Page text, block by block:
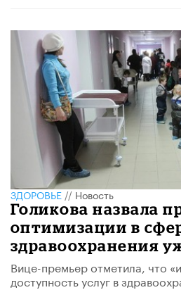
ЗДОРОВЬЕ//Новость
Голикова назвала
оптимизации в
здравоохранения
Вице-премьер отметила, что
доступность услуг в